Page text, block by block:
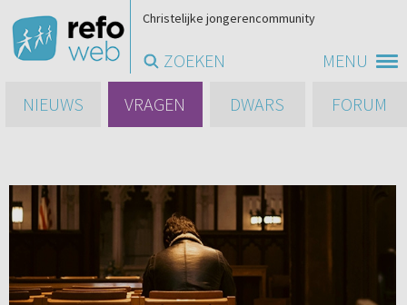
MENU
Christelijke jongerencommunity
ZOEKEN
NIEUWS
VRAGEN DWARS FORUM